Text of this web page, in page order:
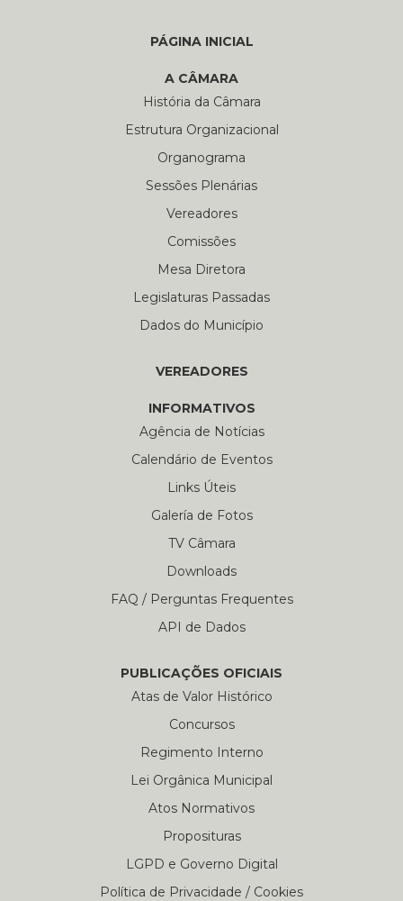
PÁGINA INICIAL
A CÂMARA
História da Câmara
Estrutura Organizacional
Organograma
Sessões Plenárias
Vereadores
Comissões
Mesa Diretora
Legislaturas Passadas
Dados do Município
VEREADORES
INFORMATIVOS
Agência de Notícias
Calendário de Eventos
Links Úteis
Galería de Fotos
TV Câmara
Downloads
FAQ / Perguntas Frequentes
API de Dados
PUBLICAÇÕES OFICIAIS
Atas de Valor Histórico
Concursos
Regimento Interno
Lei Orgânica Municipal
Atos Normativos
Proposituras
LGPD e Governo Digital
Política de Privacidade / Cookies